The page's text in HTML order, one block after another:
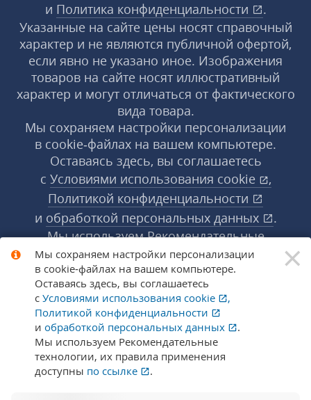
и Политика конфиденциальности
.
Указанные на сайте цены носят справочный
характер и не являются публичной офертой,
если явно не указано иное. Изображения
товаров на сайте носят иллюстративный
характер и могут отличаться от фактического
вида товара.
Мы сохраняем настройки персонализации
в cookie‑файлах на вашем компьютере.
Оставаясь здесь, вы соглашаетесь
с Условиями использования cookie
,
Политикой конфиденциальности
и обработкой персональных данных
.
Мы используем Рекомендательные
технологии, их правила применения доступны
по ссылке
. Подробнее
© 1998-2026 «1С‑Рарус» ®. Все права
защищены.
×
Мы сохраняем настройки персонализации
в cookie‑файлах на вашем компьютере.
Оставаясь здесь, вы соглашаетесь
с Условиями использования cookie
,
Политикой конфиденциальности
и обработкой персональных данных
.
Мы используем Рекомендательные
технологии, их правила применения
доступны по ссылке .